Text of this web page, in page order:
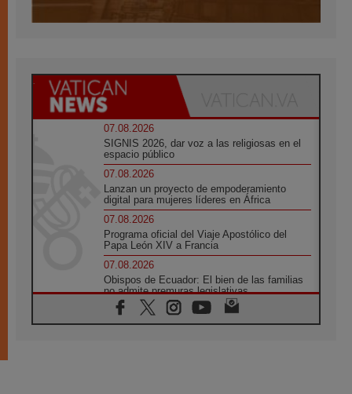
07.08.2026
SIGNIS 2026, dar voz a las religiosas en el
espacio público
07.08.2026
Lanzan un proyecto de empoderamiento
digital para mujeres líderes en África
07.08.2026
Programa oficial del Viaje Apostólico del
Papa León XIV a Francia
07.08.2026
Obispos de Ecuador: El bien de las familias
no admite premuras legislativas
06.08.2026
Cardenal Parolin: La paz comienza con la